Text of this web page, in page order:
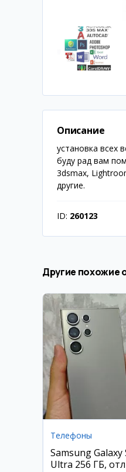
Описание
установка всех
буду рад вам
3dsmax,
другие.
ID: 260123
Другие похожие
Телефоны
Samsung Galaxy
Ultra 256 ГБ,